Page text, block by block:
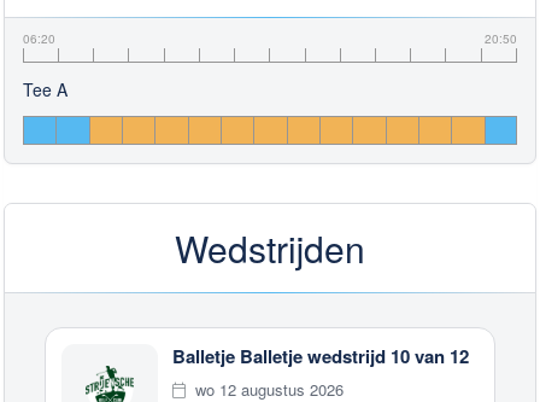
06:20 20:50
Tee A
Wedstrijden
Balletje Balletje wedstrijd 10 van 12
wo 12 augustus 2026